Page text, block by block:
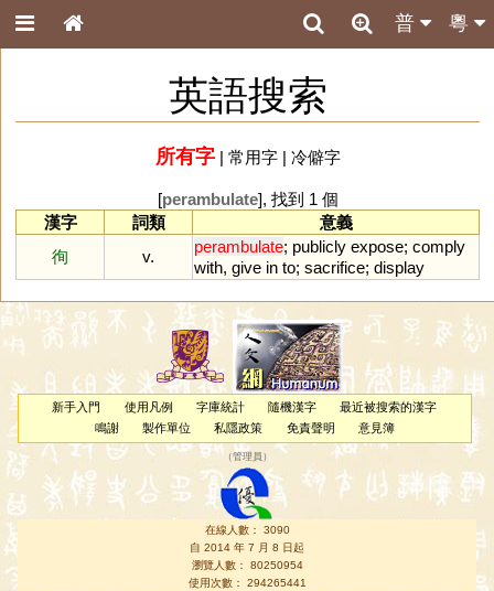
粵
普
英語搜索
所有字| 常用字| 冷僻字
[perambulate], 找到 1 個
漢字
詞類
意義
徇
v.
perambulate; publicly expose; comply
with, give in to; sacrifice; display
新手入門 使用凡例 字庫統計 隨機漢字
最近被搜索的漢字
鳴謝
製作單位 私隱政策 免責聲明 意見簿
（管理員 ）
在線人數： 3090
自 2014 年 7 月 8 日起
瀏覽人數： 80250954
使用次數： 294265441